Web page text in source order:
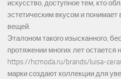
искусство, доступное тем, кто
эстетическим вкусом и
вещей.
Эталоном такого изысканного,
протяжении многих лет остается
https://hcmoda.ru/brands/luisa-
марки создают коллекции для